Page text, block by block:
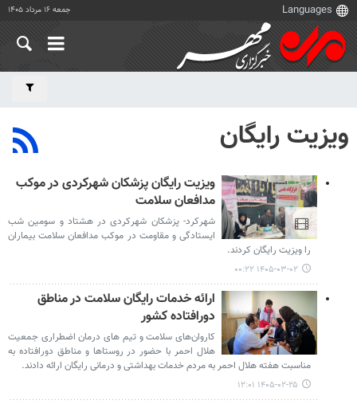
جمعه ۱۶ مرداد ۱۴۰۵
ویزیت رایگان
ویزیت رایگان پزشکان شهرکردی در موکب
مدافعان سلامت
شهرکرد- پزشکان شهرکردی در هشتاد و سومین شب
ایستادگی و مقاومت در موکب مدافعان سلامت بیماران
را ویزیت رایگان کردند.
۱۴۰۵-۰۳-۰۲ ۰۰:۲۲
ارائه خدمات رایگان سلامت در مناطق
دورافتاده کشور
کاروان‌های سلامت و تیم های درمان اضطراری جمعیت
هلال احمر با حضور در روستاها و مناطق دورافتاده به
مناسبت هفته هلال احمر به مردم خدمات بهداشتی و درمانی رایگان ارائه دادند.
۱۴۰۵-۰۲-۲۵ ۱۲:۰۱